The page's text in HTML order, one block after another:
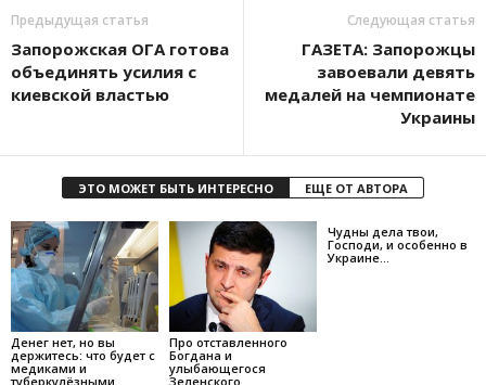
Предыдущая статья
Запорожская ОГА готова
объединять усилия с
киевской властью
Следующая статья
ГАЗЕТА: Запорожцы
завоевали девять
медалей на чемпионате
Украины
ЭТО МОЖЕТ БЫТЬ ИНТЕРЕСНО ЕЩЕ ОТ АВТОРА
Денег нет, но вы
держитесь: что будет с
медиками и
туберкулёзными
Про отставленного
Богдана и
улыбающегося
Зеленского
Чудны дела твои,
Господи, и особенно в
Украине…